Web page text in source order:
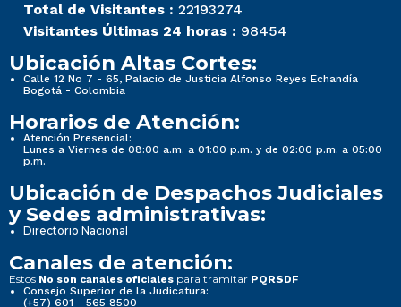
Total de Visitantes : 22193274
Visitantes Últimas 24 horas : 98454
Ubicación Altas Cortes:
Calle 12 No 7 - 65, Palacio de Justicia Alfonso Reyes Echandía
Bogotá - Colombia
Horarios de Atención:
Atención Presencial:
Lunes a Viernes de 08:00 a.m. a 01:00 p.m. y de 02:00 p.m. a 05:00
p.m.
Ubicación de Despachos Judiciales
y Sedes administrativas:
Directorio Nacional
Canales de atención:
Estos No son canales oficiales para tramitar PQRSDF
Consejo Superior de la Judicatura:
(+57) 601 - 565 8500